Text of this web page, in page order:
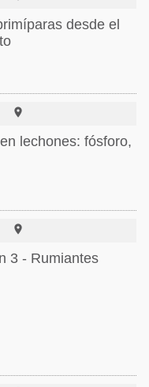
desde el

lechones: fósforo,

3 - Rumiantes